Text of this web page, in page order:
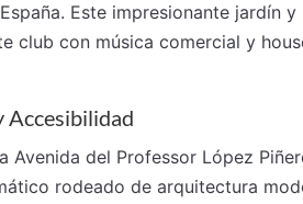
Este impresionante jardín
club con música comercial y
Accesibilidad
Avenida del Professor López
rodeado de arquitectura